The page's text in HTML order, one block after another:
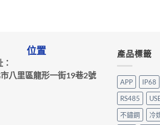
位置
八里區龍形一街19巷2號
產品標籤
APP IP68
RS485
不鏽鋼
冷